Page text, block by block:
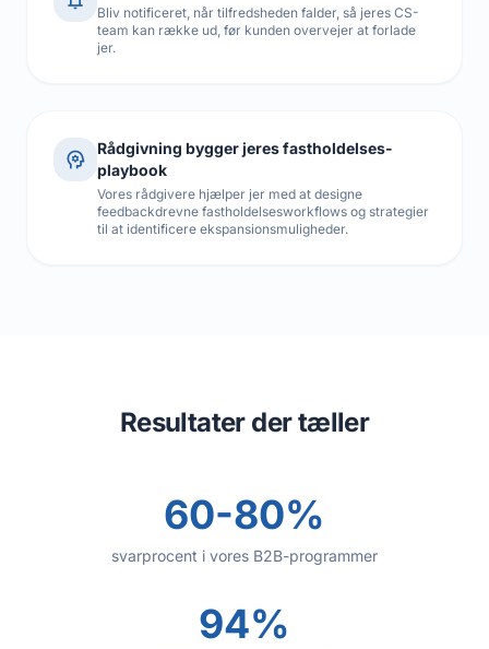
Bliv notificeret, når tilfredsheden falder, så jeres CS-
team kan række ud, før kunden overvejer at forlade
jer.
psychology
Rådgivning bygger jeres fastholdelses-
playbook
Vores rådgivere hjælper jer med at designe
feedbackdrevne fastholdelsesworkflows og strategier
til at identificere ekspansionsmuligheder.
Resultater der tæller
60-80%
svarprocent i vores B2B-programmer
94%